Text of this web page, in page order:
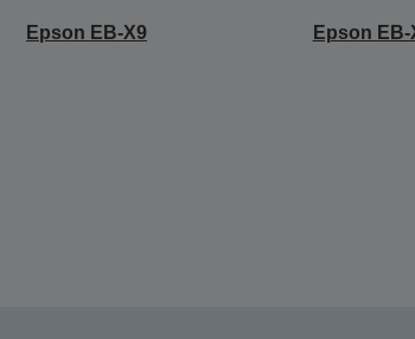
Epson EB-X9 Epson EB-